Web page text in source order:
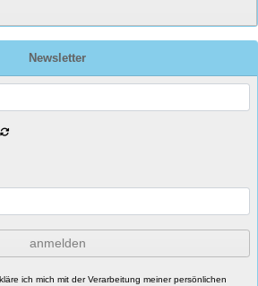
Newsletter
anmelden
ich mich mit der Verarbeitung meiner persönlichen